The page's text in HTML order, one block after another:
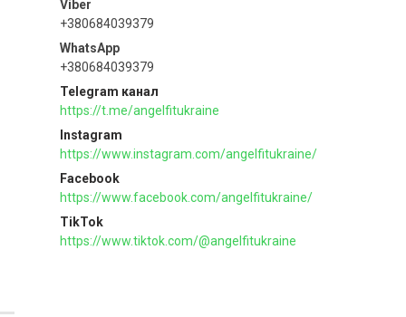
+380684039379
+380684039379
Telegram канал
https://t.me/angelfitukraine
Instagram
https://www.instagram.com/angelfitukraine/
Facebook
https://www.facebook.com/angelfitukraine/
TikTok
https://www.tiktok.com/@angelfitukraine